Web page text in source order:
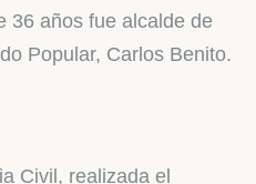
36 años fue alcalde de
Popular, Carlos Benito.
Civil, realizada el